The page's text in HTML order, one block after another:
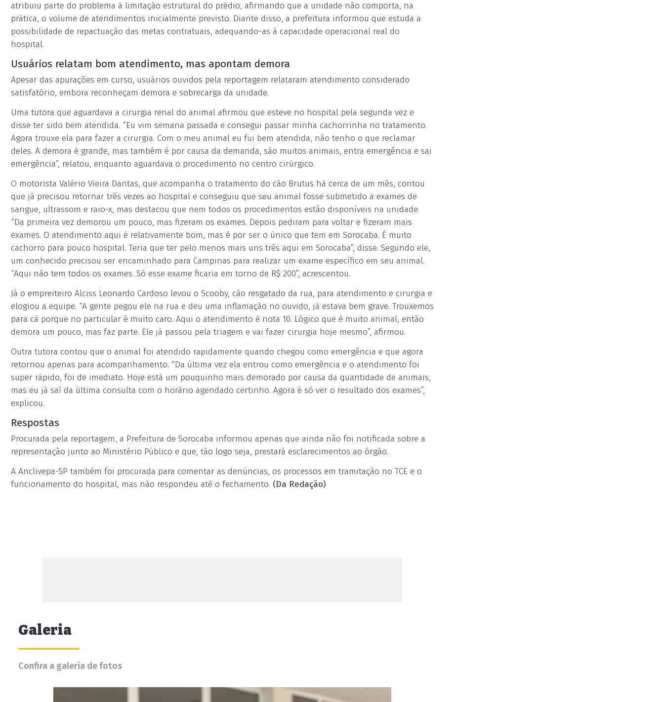
atribuiu parte do problema à limitação estrutural do prédio, afirmando que a unidade não comporta, na
prática, o volume de atendimentos inicialmente previsto. Diante disso, a prefeitura informou que estuda a
possibilidade de repactuação das metas contratuais, adequando-as à capacidade operacional real do
hospital.
Usuários relatam bom atendimento, mas apontam demora
Apesar das apurações em curso, usuários ouvidos pela reportagem relataram atendimento considerado
satisfatório, embora reconheçam demora e sobrecarga da unidade.
Uma tutora que aguardava a cirurgia renal do animal afirmou que esteve no hospital pela segunda vez e
disse ter sido bem atendida. “Eu vim semana passada e consegui passar minha cachorrinha no tratamento.
Agora trouxe ela para fazer a cirurgia. Com o meu animal eu fui bem atendida, não tenho o que reclamar
deles. A demora é grande, mas também é por causa da demanda, são muitos animais, entra emergência e sai
emergência”, relatou, enquanto aguardava o procedimento no centro cirúrgico.
O motorista Valério Vieira Dantas, que acompanha o tratamento do cão Brutus há cerca de um mês, contou
que já precisou retornar três vezes ao hospital e conseguiu que seu animal fosse submetido a exames de
sangue, ultrassom e raio-x, mas destacou que nem todos os procedimentos estão disponíveis na unidade.
“Da primeira vez demorou um pouco, mas fizeram os exames. Depois pediram para voltar e fizeram mais
exames. O atendimento aqui é relativamente bom, mas é por ser o único que tem em Sorocaba. É muito
cachorro para pouco hospital. Teria que ter pelo menos mais uns três aqui em Sorocaba”, disse. Segundo ele,
um conhecido precisou ser encaminhado para Campinas para realizar um exame específico em seu animal.
“Aqui não tem todos os exames. Só esse exame ficaria em torno de R$ 200”, acrescentou.
Já o empreiteiro Alciss Leonardo Cardoso levou o Scooby, cão resgatado da rua, para atendimento e cirurgia e
elogiou a equipe. “A gente pegou ele na rua e deu uma inflamação no ouvido, já estava bem grave. Trouxemos
para cá porque no particular é muito caro. Aqui o atendimento é nota 10. Lógico que é muito animal, então
demora um pouco, mas faz parte. Ele já passou pela triagem e vai fazer cirurgia hoje mesmo”, afirmou.
Outra tutora contou que o animal foi atendido rapidamente quando chegou como emergência e que agora
retornou apenas para acompanhamento. “Da última vez ela entrou como emergência e o atendimento foi
super rápido, foi de imediato. Hoje está um pouquinho mais demorado por causa da quantidade de animais,
mas eu já saí da última consulta com o horário agendado certinho. Agora é só ver o resultado dos exames”,
explicou.
Respostas
Procurada pela reportagem, a Prefeitura de Sorocaba informou apenas que ainda não foi notificada sobre a
representação junto ao Ministério Público e que, tão logo seja, prestará esclarecimentos ao órgão.
A Anclivepa-SP também foi procurada para comentar as denúncias, os processos em tramitação no TCE e o
funcionamento do hospital, mas não respondeu até o fechamento. (Da Redação)
Galeria
Confira a galeria de fotos